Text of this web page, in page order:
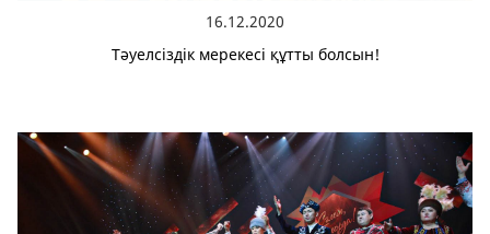
16.12.2020
Тәуелсіздік мерекесі құтты болсын!